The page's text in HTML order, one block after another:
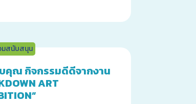
มสนับสนุน
คุณ กิจกรรมดีดีจากงาน
ART